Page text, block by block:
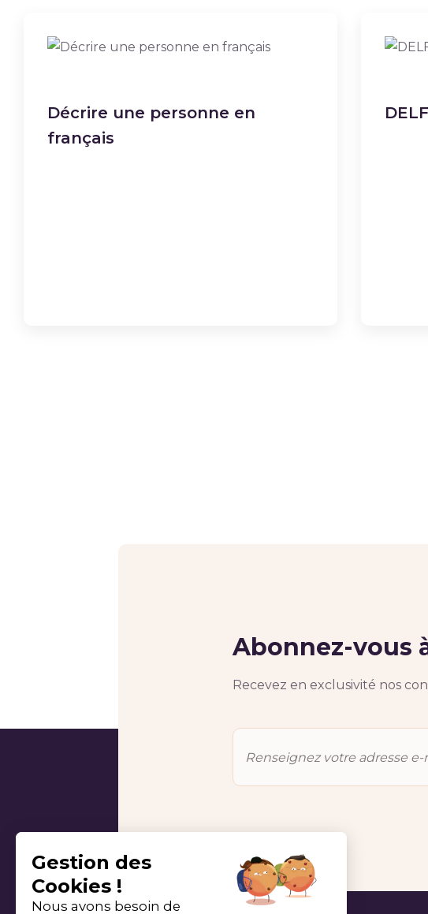
Décrire une personne en
français
Abonnez-vous
Recevez en exclusivité nos
Gestion des
Cookies !
Nous avons besoin de